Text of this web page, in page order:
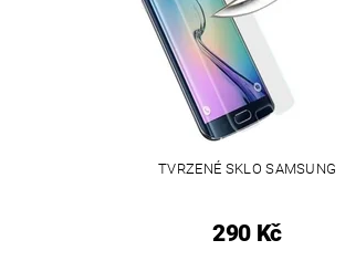
TVRZENÉ SKLO SAMSUNG
290 Kč